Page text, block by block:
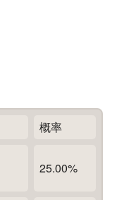
概率
25.00%